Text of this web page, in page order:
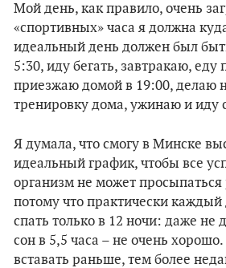
Мой день, как правило, очень
«спортивных» часа я должна
идеальный день должен был
5:30, иду бегать, завтракаю, еду
приезжаю домой в 19:00, делаю
тренировку дома, ужинаю и иду
Я думала, что смогу в Минске
идеальный график, чтобы все
организм не может
потому что практически каждый
спать только в 12 ночи: даже не
сон в 5,5 часа – не очень
вставать раньше, тем более